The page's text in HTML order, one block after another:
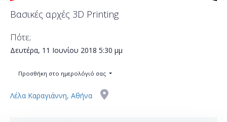
Βασικές αρχές 3D Printing
Πότε;
Δευτέρα, 11 Ιουνίου 2018 5:30 μμ
Προσθήκη στο ημερολόγιό σας
Λέλα Καραγιάννη, Αθήνα